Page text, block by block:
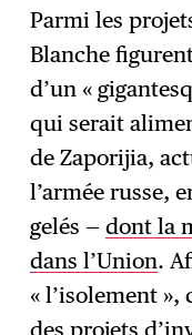
Parmi les
Blanche
d’un «
qui serait
de Zaporijia,
l’armée russe,
gelés —dont la
dans l’Union.
« l’isolement
des projets